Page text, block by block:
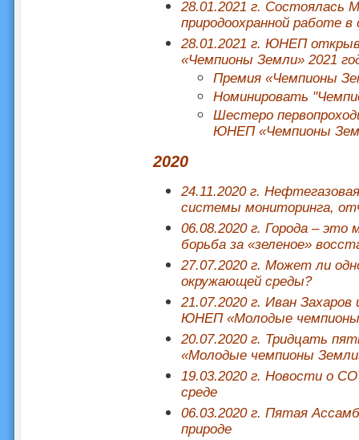
28.01.2021 г. Состоялась
природоохранной работе в
28.01.2021 г. ЮНЕП
«Чемпионы Земли» 2021
Премия «Чемпионы
Номинировать
Шестеро
ЮНЕП «Чемпионы
2020
24.11.2020 г.
системы мониторинга,
06.08.2020 г. Города – это
борьба за «зеленое»
27.07.2020 г. Может ли
окружающей среды?
21.07.2020 г. Иван
ЮНЕП «Молодые
20.07.2020 г. Тридцать
«Молодые чемпионы
19.03.2020 г. Новости о
среде
06.03.2020 г. Пятая
природе